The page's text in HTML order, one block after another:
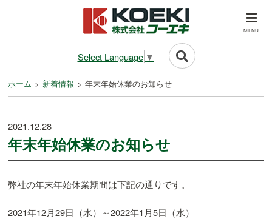
Select Language ▼
MENU
ホーム 新着情報 年末年始休業のお知らせ
2021.12.28
年末年始休業のお知らせ
弊社の年末年始休業期間は下記の通りです。
2021年12月29日（水）～2022年1月5日（水）